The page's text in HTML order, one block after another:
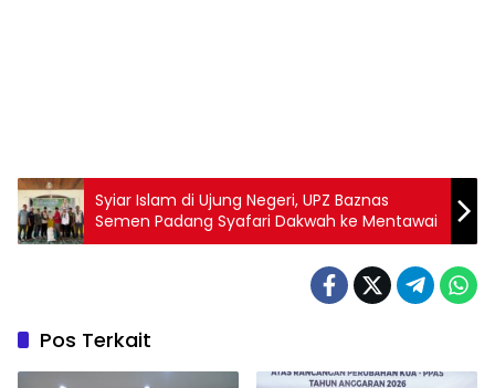
Syiar Islam di Ujung Negeri, UPZ Baznas
Semen Padang Syafari Dakwah ke Mentawai
Pos Terkait